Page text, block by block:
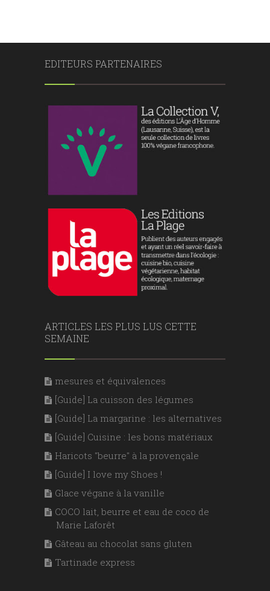
EDITEURS PARTENAIRES
ARTICLES LES PLUS LUS CETTE
SEMAINE
mesures et équivalences
[Guide] La cuisson des légumes
[Guide] La margarine : les alternatives
[Guide] Cuisine : les bons matériaux
Haricots "beurre" à la provençale
[Guide] I love my Shoes !
Glace végane à la vanille
COCO lait, beurre et eau de coco de
Marie Laforêt
Gâteau au chocolat sans gluten
Tartinade express